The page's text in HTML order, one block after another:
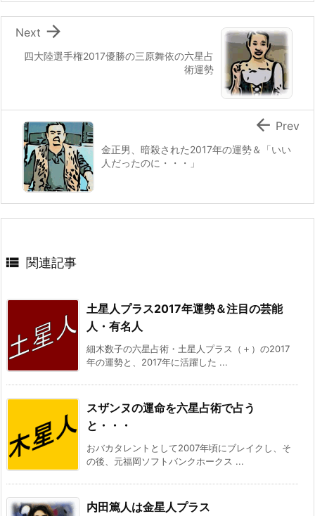
四大陸選手権2017優勝の三原舞依の六星占
術運勢

Next
金正男、暗殺された2017年の運勢＆「いい
人だったのに・・・」
 Prev
 関連記事
土星人プラス2017年運勢＆注目の芸能
人・有名人
細木数子の六星占術・土星人プラス（＋）の2017
年の運勢と、2017年に活躍した ...
スザンヌの運命を六星占術で占う
と・・・
おバカタレントとして2007年頃にブレイクし、そ
の後、元福岡ソフトバンクホークス ...
内田篤人は金星人プラス